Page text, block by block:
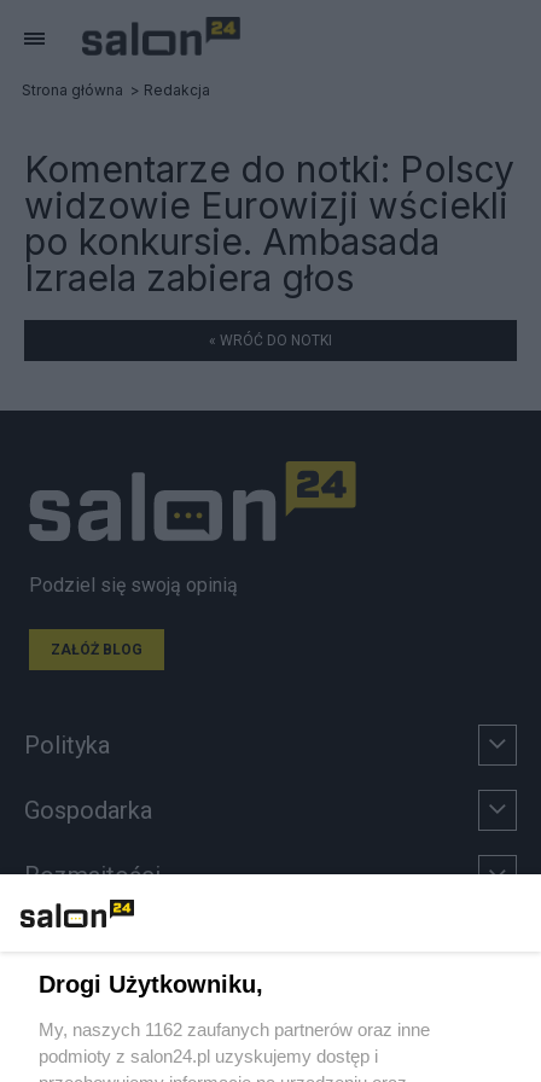
Strona główna Redakcja
Komentarze do notki: Polscy
widzowie Eurowizji wściekli
po konkursie. Ambasada
Izraela zabiera głos
« WRÓĆ DO NOTKI
Podziel się swoją opinią
ZAŁÓŻ BLOG
Polityka
Gospodarka
Rozmaitości
Sport
Społeczeństwo
Drogi Użytkowniku,
My, naszych 1162 zaufanych partnerów oraz inne
podmioty z salon24.pl uzyskujemy dostęp i